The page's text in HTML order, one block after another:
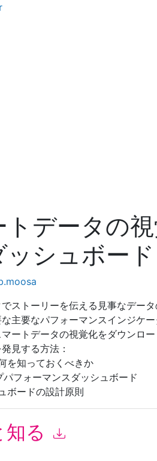
トデータの
ッシュボー
ストーリーを伝える見事なデー
主要なパフォーマンスインジケー
ートデータの視覚化をダウンロ
見する方法：
を知っておくべきか
パフォーマンスダッシュボード
ボードの設計原則
知る